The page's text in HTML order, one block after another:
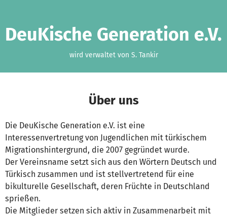
DeuKische Generation e.V.
wird verwaltet von S. Tankir
Über uns
Die DeuKische Generation e.V. ist eine
Interessenvertretung von Jugendlichen mit türkischem
Migrationshintergrund, die 2007 gegründet wurde.
Der Vereinsname setzt sich aus den Wörtern Deutsch und
Türkisch zusammen und ist stellvertretend für eine
bikulturelle Gesellschaft, deren Früchte in Deutschland
sprießen.
Die Mitglieder setzen sich aktiv in Zusammenarbeit mit